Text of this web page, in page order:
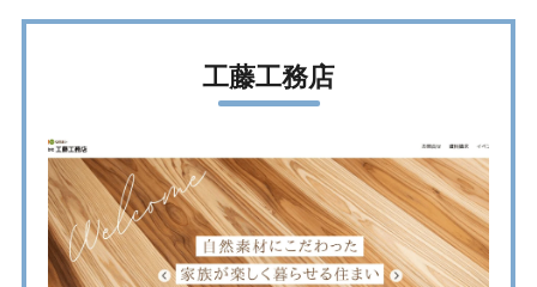
工藤工務店